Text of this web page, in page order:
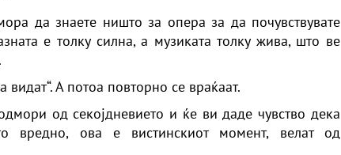
да знаете ништо за опера за да почувствувате
е толку силна, а музиката толку жива, што ве
А потоа повторно се враќаат.
од секојдневието и ќе ви даде чувство дека
вредно, ова е вистинскиот момент, велат од